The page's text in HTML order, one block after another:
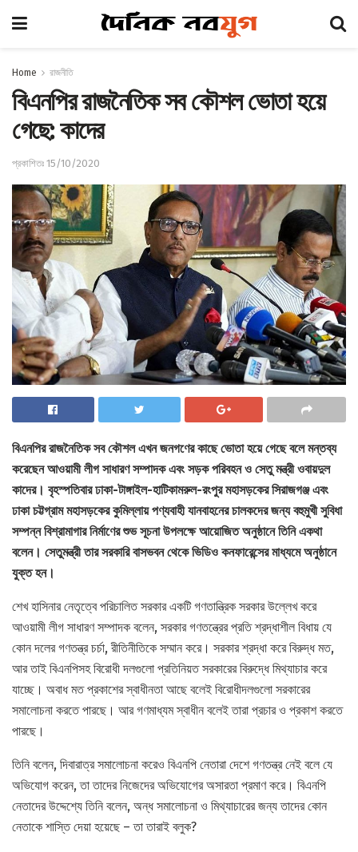
Home রাজনীতি
বিএনপির রাজনৈতিক সব কৌশল ভোতা হয়ে
গেছে: কাদের
প্রকাশিতঃ 15/10/2020
বিএনপির রাজনৈতিক সব কৌশল এখন জনগণের কাছে ভোতা হয়ে গেছে বলে মন্তব্য
করেছেন আওয়ামী লীগ সাধারণ সম্পাদক এবং সড়ক পরিবহন ও সেতু মন্ত্রী ওবায়দুল
কাদের। বৃহস্পতিবার ঢাকা-টাঙ্গাইল-হাটিকামরুল-রংপুর মহাসড়কের সিরাজগঞ্জ এবং
ঢাকা চট্টগ্রাম মহাসড়কের কুমিল্লায় পণ্যবাহী যানবাহনের চালকদের জন্য বহুমুখী সুবিধা
সম্পন্ন বিশ্রামাগার নির্মাণের শুভ সূচনা উপলক্ষে আয়োজিত অনুষ্ঠানে তিনি একথা
বলেন। সেতুমন্ত্রী তার সরকারি বাসভবন থেকে ভিডিও কনফারেন্সের মাধ্যমে অনুষ্ঠানে
যুক্ত হন।
শেখ হাসিনার নেতৃত্বে পরিচালিত সরকার একটি গণতান্ত্রিক সরকার উল্লেখ করে
আওয়ামী লীগ সাধারণ সম্পাদক বলেন, সরকার গণতন্ত্রের প্রতি শ্রদ্ধাশীল বিধায় যে
কোন দলের গণতন্ত্র চর্চা, রীতিনীতিকে সম্মান করে। সরকার শ্রদ্ধা করে বিরুদ্ধ মত,
আর তাই বিএনপিসহ বিরোধী দলগুলো প্রতিনিয়ত সরকারের বিরুদ্ধে মিথ্যাচার করে
যাচ্ছে। অবাধ মত প্রকাশের স্বাধীনতা আছে বলেই বিরোধীদলগুলো সরকারের
সমালোচনা করতে পারছে। আর গণমাধ্যম স্বাধীন বলেই তারা প্রচার ও প্রকাশ করতে
পারছে।
তিনি বলেন, দিবারাত্র সমালোচনা করেও বিএনপি নেতারা দেশে গণতন্ত্র নেই বলে যে
অভিযোগ করেন, তা তাদের নিজেদের অভিযোগের অসারতা প্রমাণ করে। বিএনপি
নেতাদের উদ্দেশ্যে তিনি বলেন, অন্ধ সমালোচনা ও মিথ্যাচারের জন্য তাদের কোন
নেতাকে শাস্তি দেয়া হয়েছে – তা তারাই বলুক?